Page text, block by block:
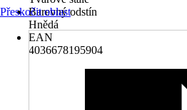
Barevný odstín
Hnědá
EAN
4036678195904
Přeskočit oblast